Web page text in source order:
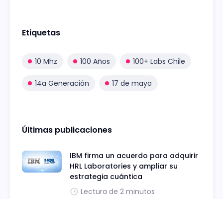
Etiquetas
10 Mhz 100 Años 100+ Labs Chile
14a Generación 17 de mayo
Últimas publicaciones
IBM firma un acuerdo para adquirir
HRL Laboratories y ampliar su
estrategia cuántica
Lectura de 2 minutos